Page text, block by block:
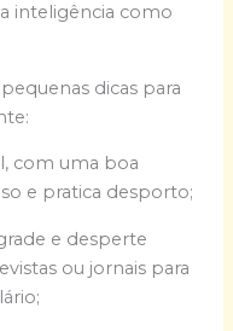
inteligência como
dicas para
com uma boa
e pratica desporto;
e desperte
ou jornais para